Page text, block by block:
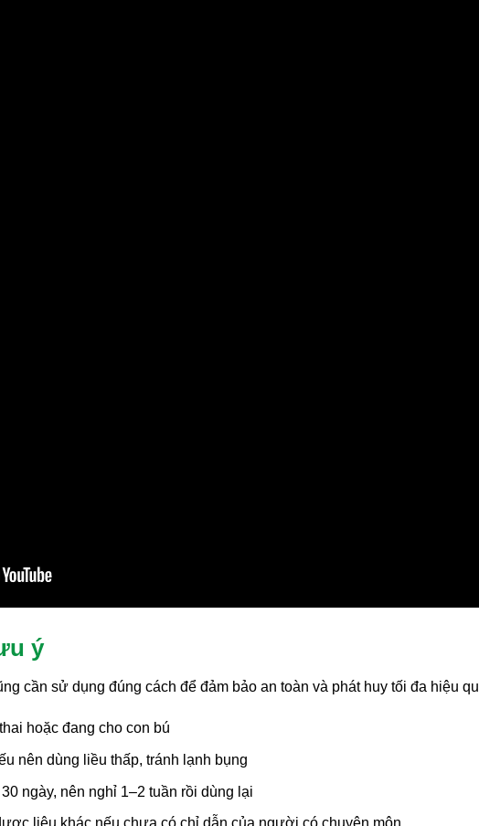
ý
cần sử dụng đúng cách để đảm bảo an toàn và phát huy tối đa hiệu
hoặc đang cho con bú
nên dùng liều thấp, tránh lạnh bụng
ngày, nên nghỉ 1–2 tuần rồi dùng lại